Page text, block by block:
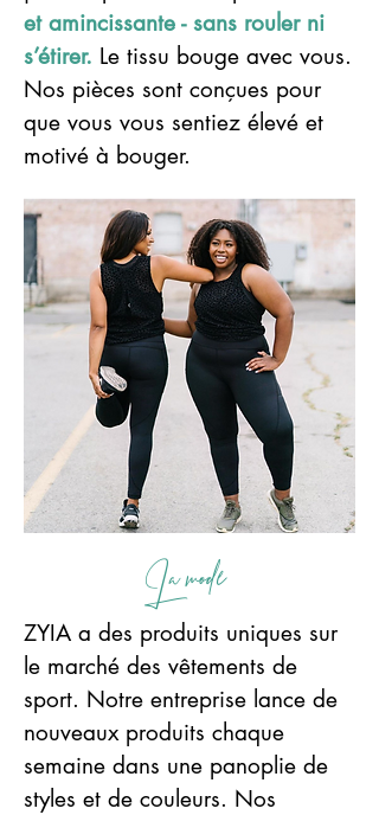
et amincissante - sans rouler ni
s’étirer. Le tissu bouge avec vous.
Nos pièces sont conçues pour
que vous vous sentiez élevé et
motivé à bouger.
La mode
ZYIA a des produits uniques sur
le marché des vêtements de
sport. Notre entreprise lance de
nouveaux produits chaque
semaine dans une panoplie de
styles et de couleurs. Nos